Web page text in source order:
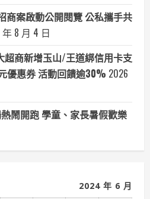
商案啟動公開閱覽 公私攜手共
年 8 月 4 日
超商新增玉山/王道綁信用卡支
優惠券 活動回饋逾30% 2026
鬧開跑 學童、家長暑假歡樂
2024 年 6 月